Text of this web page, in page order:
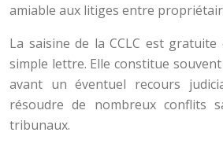
amiable aux litiges entre
La saisine de la CCLC est
simple lettre. Elle constitue
avant un éventuel recours
résoudre de nombreux conflits
tribunaux.